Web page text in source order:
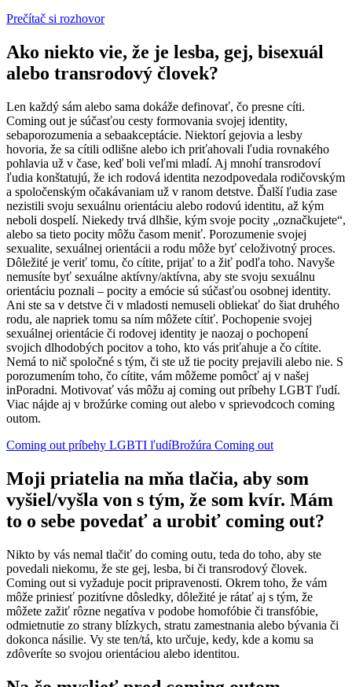
Prečítač si rozhovor
Ako niekto vie, že je lesba, gej, bisexuál
alebo transrodový človek?
Len každý sám alebo sama dokáže definovať, čo presne cíti.
Coming out je súčasťou cesty formovania svojej identity,
sebaporozumenia a sebaakceptácie. Niektorí gejovia a lesby
hovoria, že sa cítili odlišne alebo ich priťahovali ľudia rovnakého
pohlavia už v čase, keď boli veľmi mladí. Aj mnohí transrodoví
ľudia konštatujú, že ich rodová identita nezodpovedala rodičovským
a spoločenským očakávaniam už v ranom detstve. Ďalší ľudia zase
nezistili svoju sexuálnu orientáciu alebo rodovú identitu, až kým
neboli dospelí. Niekedy trvá dlhšie, kým svoje pocity „označkujete“,
alebo sa tieto pocity môžu časom meniť. Porozumenie svojej
sexualite, sexuálnej orientácii a rodu môže byť celoživotný proces.
Dôležité je veriť tomu, čo cítite, prijať to a žiť podľa toho. Navyše
nemusíte byť sexuálne aktívny/aktívna, aby ste svoju sexuálnu
orientáciu poznali – pocity a emócie sú súčasťou osobnej identity.
Ani ste sa v detstve či v mladosti nemuseli obliekať do šiat druhého
rodu, ale napriek tomu sa ním môžete cítiť. Pochopenie svojej
sexuálnej orientácie či rodovej identity je naozaj o pochopení
svojich dlhodobých pocitov a toho, kto vás priťahuje a čo cítite.
Nemá to nič spoločné s tým, či ste už tie pocity prejavili alebo nie. S
porozumením toho, čo cítite, vám môžeme pomôcť aj v našej
inPoradni. Motivovať vás môžu aj coming out príbehy LGBT ľudí.
Viac nájde aj v brožúrke coming out alebo v sprievodcoch coming
outom.
Coming out príbehy LGBTI ľudíBrožúra Coming out
Moji priatelia na mňa tlačia, aby som
vyšiel/vyšla von s tým, že som kvír. Mám
to o sebe povedať a urobiť coming out?
Nikto by vás nemal tlačiť do coming outu, teda do toho, aby ste
povedali niekomu, že ste gej, lesba, bi či transrodový človek.
Coming out si vyžaduje pocit pripravenosti. Okrem toho, že vám
môže priniesť pozitívne dôsledky, dôležité je rátať aj s tým, že
môžete zažiť rôzne negatíva v podobe homofóbie či transfóbie,
odmietnutie zo strany blízkych, stratu zamestnania alebo bývania či
dokonca násilie. Vy ste ten/tá, kto určuje, kedy, kde a komu sa
zdôveríte so svojou orientáciou alebo identitou.